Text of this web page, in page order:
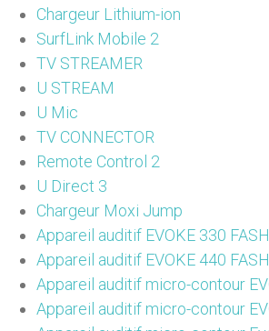
Chargeur Lithium-ion
SurfLink Mobile 2
TV STREAMER
U STREAM
U Mic
TV CONNECTOR
Remote Control 2
U Direct 3
Chargeur Moxi Jump
Appareil auditif EVOKE 330
Appareil auditif EVOKE 440
Appareil auditif micro-contour
Appareil auditif micro-contour